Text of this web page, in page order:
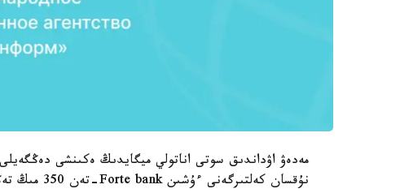
مەدەۋ اۋداندىق سوتى اناتولي ميگايدىڭ ەكىنشى دەڭگەيلى
نۇقسان كەلتىرگەنى ءۇشىن Forte bank-تەن 350 مىڭ تەڭگە ءوندىرۋ تۋرالى شەشىم شىعاردى.